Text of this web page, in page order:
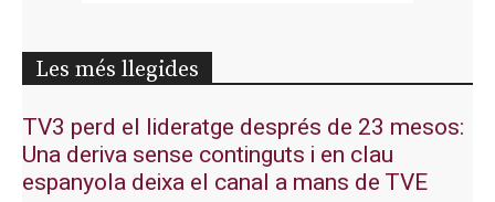
Les més llegides
TV3 perd el lideratge després de 23 mesos:
Una deriva sense continguts i en clau
espanyola deixa el canal a mans de TVE